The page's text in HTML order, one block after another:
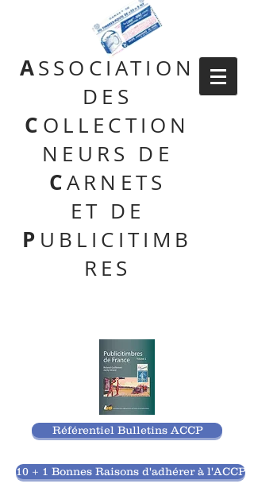
ASSOCIATION
DES
C OLLECTION
NEURS DE
CARNETS
ET DE
P UBLICITIMB
RES
Référentiel Bulletins ACCP
10 + 1 Bonnes Raisons d'adhérer à l'ACCP